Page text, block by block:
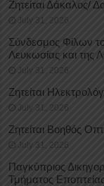
Ζητείται Δάκαλος/
July 31, 2026
Σύνδεσμος Φίλων
Λευκωσίας και της
July 31, 2026
Ζητείται
July 31, 2026
Ζητείται Βοηθός
July 31, 2026
Παγκύπριος
Τμήματος